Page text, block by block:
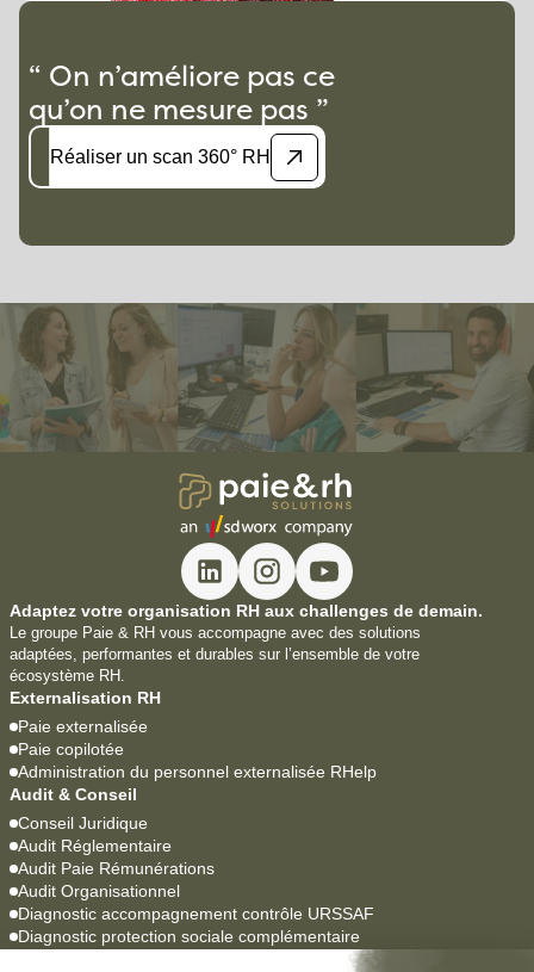
“ On n’améliore pas ce
qu’on ne mesure pas ”
Réaliser un scan 360° RH
Adaptez votre organisation RH aux challenges de demain.
Le groupe Paie & RH vous accompagne avec des solutions
adaptées, performantes et durables sur l’ensemble de votre
écosystème RH.
Externalisation RH
Paie externalisée
Paie copilotée
Administration du personnel externalisée RHelp
Audit & Conseil
Conseil Juridique
Audit Réglementaire
Audit Paie Rémunérations
Audit Organisationnel
Diagnostic accompagnement contrôle URSSAF
Diagnostic protection sociale complémentaire